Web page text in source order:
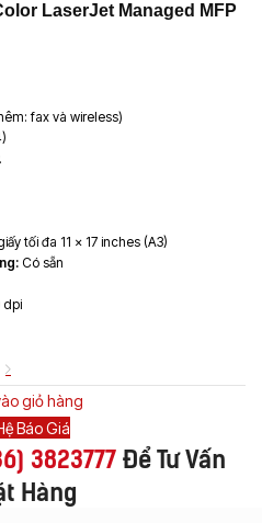
LaserJet Managed MFP
fax và wireless)
tối đa 11 x 17 inches (A3)
Có sẵn
dpi
giỏ hàng
Báo Giá
3823777Để Tư Vấn
Hàng